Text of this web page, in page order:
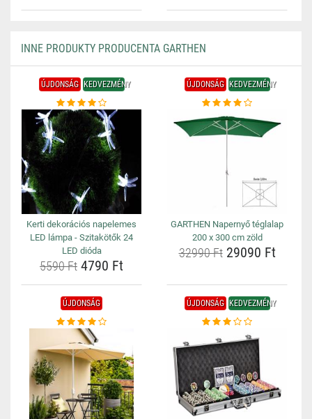
INNE PRODUKTY PRODUCENTA GARTHEN
ÚJDONSÁG KEDVEZMÉNY
Kerti dekorációs napelemes
LED lámpa - Szitakötők 24
LED dióda
5590 Ft 4790 Ft
ÚJDONSÁG KEDVEZMÉNY
GARTHEN Napernyő téglalap
200 x 300 cm zöld
32990 Ft29090 Ft
ÚJDONSÁG ÚJDONSÁG KEDVEZMÉNY